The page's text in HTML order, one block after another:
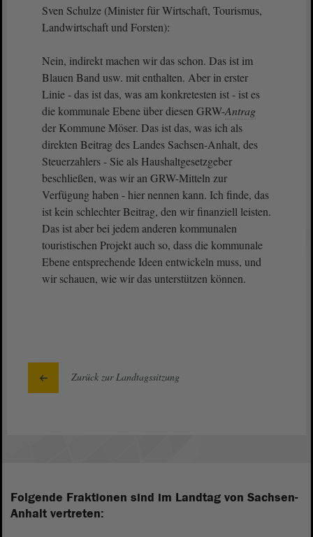
Sven Schulze (Minister für Wirtschaft, Tourismus,
Landwirtschaft und Forsten):
Nein, indirekt machen wir das schon. Das ist im
Blauen Band usw. mit enthalten. Aber in erster
Linie - das ist das, was am konkretesten ist - ist es
die kommunale Ebene über diesen GRW-Antrag
der Kommune Möser. Das ist das, was ich als
direkten Beitrag des Landes Sachsen-Anhalt, des
Steuerzahlers - Sie als Haushaltgesetzgeber
beschließen, was wir an GRW-Mitteln zur
Verfügung haben - hier nennen kann. Ich finde, das
ist kein schlechter Beitrag, den wir finanziell leisten.
Das ist aber bei jedem anderen kommunalen
touristischen Projekt auch so, dass die kommunale
Ebene entsprechende Ideen entwickeln muss, und
wir schauen, wie wir das unterstützen können.
Zurück zur Landtagssitzung
Folgende Fraktionen sind im Landtag von Sachsen-
Anhalt vertreten: